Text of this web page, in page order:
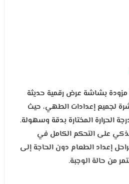
مزودة بشاشة عرض رقمية حديثة
لجميع إعدادات الطهي، حيث
الحرارة المختارة بدقة وسهولة.
على التحكم الكامل في
إعداد الطعام دون الحاجة إلى
من حالة الوجبة.